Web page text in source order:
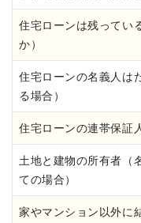
住宅ローンは残ってい
か）
住宅ローンの名義人は
る場合）
住宅ローンの連帯保証
土地と建物の所有者（
ての場合）
家やマンション以外に